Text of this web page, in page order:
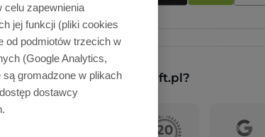
celu zapewnienia
jej funkcji (pliki cookies
od podmiotów trzecich w
(Google Analytics,
są gromadzone w plikach
dostawcy
Dlaczego OpenGift.pl?